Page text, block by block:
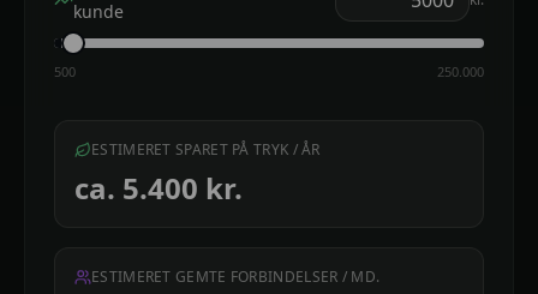
kunde
500 250.000
ESTIMERET SPARET PÅ TRYK / ÅR
ca. 5.400 kr.
ESTIMERET GEMTE FORBINDELSER / MD.